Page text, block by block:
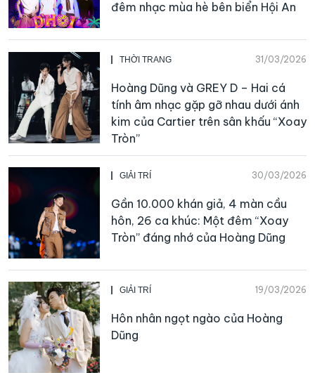
đêm nhạc mùa hè bên biển Hội An
THỜI TRANG 31/03/2026
Hoàng Dũng và GREY D – Hai cá
tính âm nhạc gặp gỡ nhau dưới ánh
kim của Cartier trên sân khấu “Xoay
Tròn”
GIẢI TRÍ 30/03/2026
Gần 10.000 khán giả, 4 màn cầu
hôn, 26 ca khúc: Một đêm “Xoay
Tròn” đáng nhớ của Hoàng Dũng
GIẢI TRÍ 19/03/2026
Hôn nhân ngọt ngào của Hoàng
Dũng